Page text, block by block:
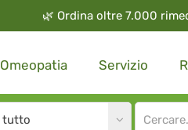
🌿 Ordina oltre 7.000
Omeopatia Servizio
Site
search